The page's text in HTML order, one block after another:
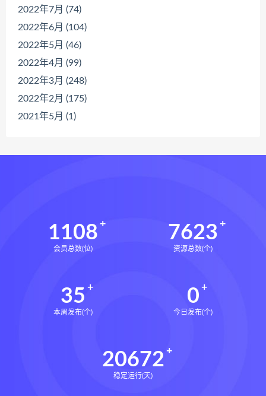
2022年7月 (74)
2022年6月 (104)
2022年5月 (46)
2022年4月 (99)
2022年3月 (248)
2022年2月 (175)
2021年5月 (1)
1108
会员总数(位)
7623
资源总数(个)
35
本周发布(个)
0
今日发布(个)
20672
稳定运行(天)